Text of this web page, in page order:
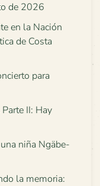
de 2026
en la Nación
de Costa
para
II: Hay
niña Ngäbe-
la memoria: